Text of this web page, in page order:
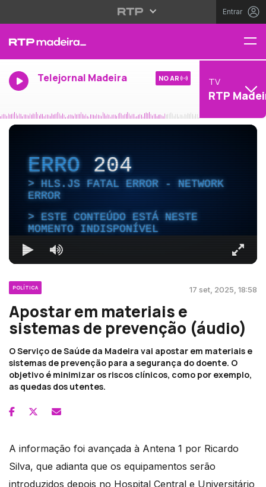
Entrar
Telejornal Madeira NO AR TV
RTP
ERRO204
HLS.JS FATAL ERROR - NETWORK
ERROR
ESTE CONTEÚDO ESTÁ NESTE
MOMENTO INDISPONÍVEL
POLÍTICA 17 set, 2025, 18:58
Apostar em materiais e
sistemas de prevenção (áudio)
O Serviço de Saúde da Madeira vai apostar em materiais e
sistemas de prevenção para a segurança do doente. O
objetivo é minimizar os riscos clínicos, como por exemplo,
as quedas dos utentes.
A informação foi avançada à Antena 1 por Ricardo
Silva, que adianta que os equipamentos serão
introduzidos depois no Hospital Central e Universitário